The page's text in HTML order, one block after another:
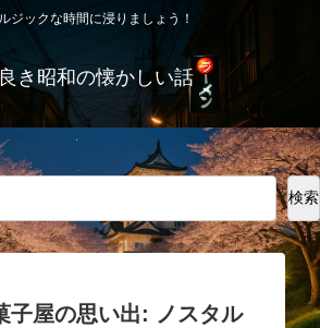
ジックな時間に浸りましょう！
き昭和の懐かしい話
検索
子屋の思い出: ノスタル